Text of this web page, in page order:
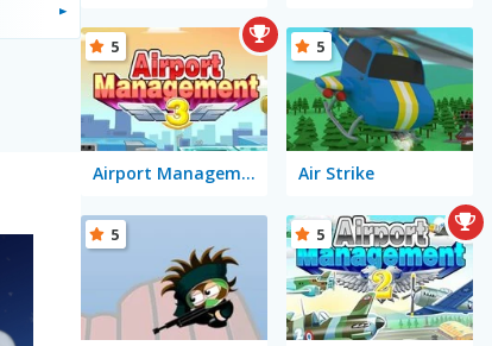
Airport Management 3
5
Air Strike
5
5 5